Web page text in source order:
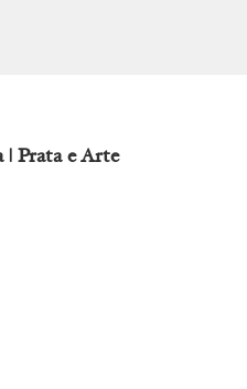
| Prata e Arte